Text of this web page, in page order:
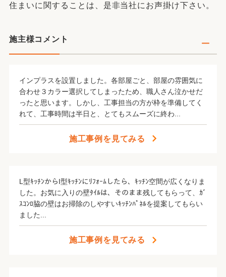
住まいに関することは、是非当社にお声掛け下さい。
施主様コメント
インプラスを設置しました。各部屋ごと、部屋の雰囲気に
合わせ３カラー選択してしまったため、職人さん泣かせだ
ったと思います。しかし、工事担当の方が枠を準備してく
れて、工事時間は半日と、とてもスムーズに終わ...
施工事例を見てみる
L型ｷｯﾁﾝからI型ｷｯﾁﾝにﾘﾌｫｰﾑしたら、ｷｯﾁﾝ空間が広くなりま
した。お気に入りの壁ﾀｲﾙは、そのまま残してもらって、ｶﾞ
ｽｺﾝﾛ脇の壁はお掃除のしやすいｷｯﾁﾝﾊﾟﾈﾙを提案してもらい
ました...
施工事例を見てみる